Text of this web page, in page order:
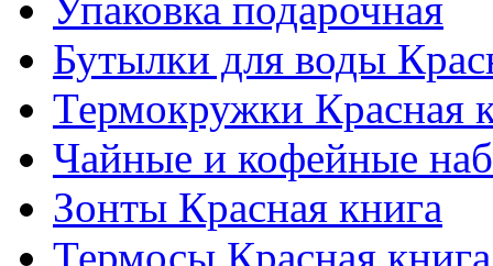
Бутылки для воды
Термокружки Красная
Чайные и кофейные
Зонты Красная книга
Термосы Красная книга